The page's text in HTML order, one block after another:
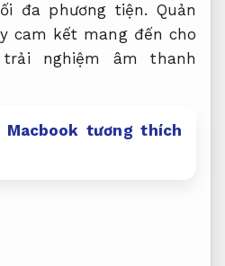
đa phương tiện. Quản
cam kết mang đến cho
nghiệm âm thanh
Macbook tương thích